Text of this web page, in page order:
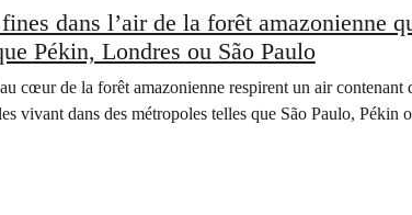
dans l’air de la forêt amazonienne
Pékin, Londres ou São Paulo
cœur de la forêt amazonienne respirent un air contenant
vivant dans des métropoles telles que São Paulo, Pékin